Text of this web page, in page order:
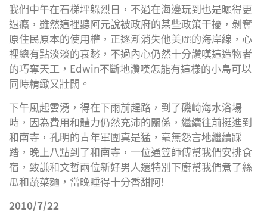
我們中午在石梯坪躲烈日，不過在海邊玩到也是曬得更
過癮，雖然這裡聽阿元說被政府的某些政策干擾，剝奪
原住民原本的使用權，正逐漸消失他美麗的海岸線，心
裡總有點淡淡的哀愁，不過內心仍然十分讚嘆這造物者
的巧奪天工，Edwin不斷地讚嘆怎能有這樣的小島可以
同時精緻又壯闊。
下午風起雲湧，得在下雨前趕路，到了磯崎海水浴場
時，因為費用和體力仍然充沛的關係，繼續往前挺進到
和南寺，孔明的青年軍團真是猛，毫無怨言地繼續踩
踏，晚上八點到了和南寺，一位通笠師傅幫我們安排食
宿，致謙和文哲兩位新好男人還特別下廚幫我們煮了絲
瓜和蔬菜麵，當晚睡得十分香甜阿!
2010/7/22